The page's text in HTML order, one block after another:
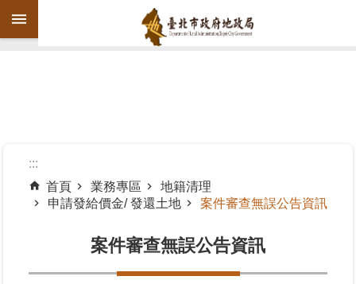
跳到主要內容區塊
機
:::
首頁
業務專區
地籍清理
申請發給價金/ 發還土地
案件審查無誤公告資訊
案件審查無誤公告資訊